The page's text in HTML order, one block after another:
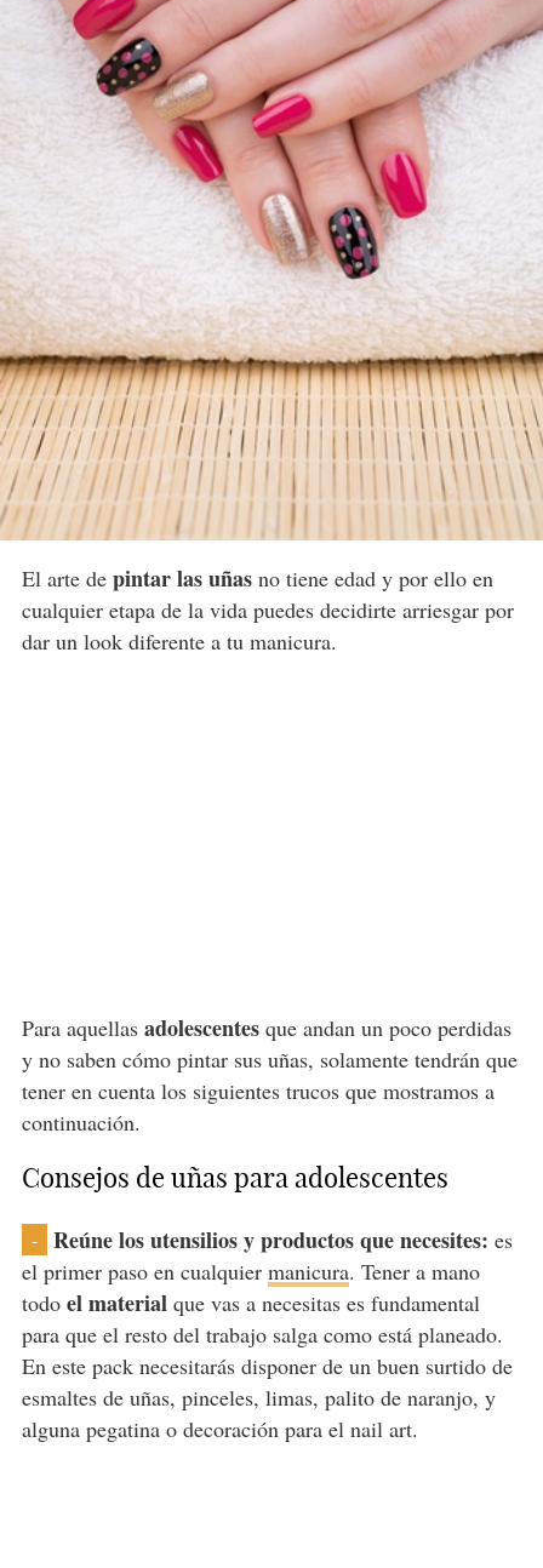
El arte depintar las uñasno tiene edad y por ello en
cualquier etapa de la vida puedes decidirte arriesgar por
dar un look diferente a tu manicura.
Para aquellas adolescentesque andan un poco perdidas
y no saben cómo pintar sus uñas, solamente tendrán que
tener en cuenta los siguientes trucos que mostramos a
continuación.
Consejos de uñas para adolescentes
- Reúne los utensilios y productos que necesites: es
el primer paso en cualquier manicura. Tener a mano
todo el material que vas a necesitas es fundamental
para que el resto del trabajo salga como está planeado.
En este pack necesitarás disponer de un buen surtido de
esmaltes de uñas, pinceles, limas, palito de naranjo, y
alguna pegatina o decoración para el nail art.